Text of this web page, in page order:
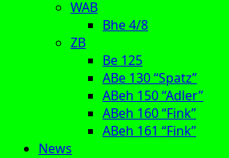
WAB
Bhe 4/8
ZB
Be 125
ABe 130 “Spatz”
ABeh 150 “Adler”
ABeh 160 “Fink”
ABeh 161 “Fink”
News